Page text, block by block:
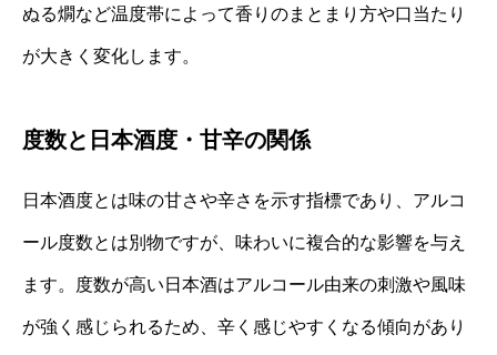
ぬる燗など温度帯によって香りのまとまり方や口当たり
が大きく変化します。
度数と日本酒度・甘辛の関係
日本酒度とは味の甘さや辛さを示す指標であり、アルコ
ール度数とは別物ですが、味わいに複合的な影響を与え
ます。度数が高い日本酒はアルコール由来の刺激や風味
が強く感じられるため、辛く感じやすくなる傾向があり